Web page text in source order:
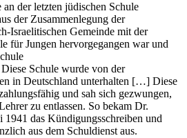
der letzten jüdischen Schule
der Zu­sammenlegung der
Israelitischen Gemeinde mit der
für Jungen hervorgegangen war und
Schule wurde von der
in Deutsch­land unterhalten […] Die­se
und sah sich gezwungen,
zu entlassen. So bekam Dr.
das Kündi­gungs­schreiben und
aus dem Schuldienst aus.